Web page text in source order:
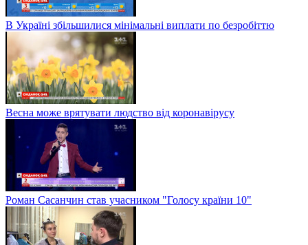
В Україні збільшилися мінімальні виплати по безробіттю
Весна може врятувати людство від коронавірусу
Роман Сасанчин став учасником "Голосу країни 10"